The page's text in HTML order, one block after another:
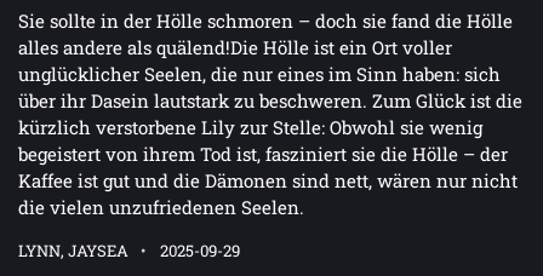
Sie sollte in der Hölle schmoren – doch sie fand die Hölle
alles andere als quälend!Die Hölle ist ein Ort voller
unglücklicher Seelen, die nur eines im Sinn haben: sich
über ihr Dasein lautstark zu beschweren. Zum Glück ist die
kürzlich verstorbene Lily zur Stelle: Obwohl sie wenig
begeistert von ihrem Tod ist, fasziniert sie die Hölle – der
Kaffee ist gut und die Dämonen sind nett, wären nur nicht
die vielen unzufriedenen Seelen.
LYNN, JAYSEA 2025-09-29